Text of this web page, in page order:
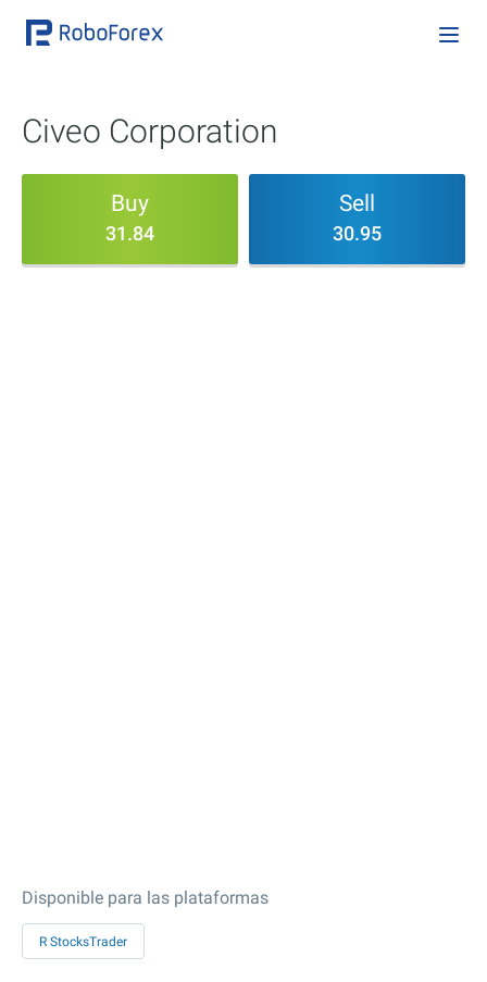
Civeo Corporation
Buy
31.84
Sell
30.95
Disponible para las plataformas
R StocksTrader